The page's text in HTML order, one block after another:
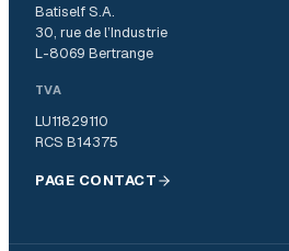
Batiself S.A.
30, rue de l’Industrie
L-8069 Bertrange
TVA
LU11829110
RCS B14375
PAGE CONTACT